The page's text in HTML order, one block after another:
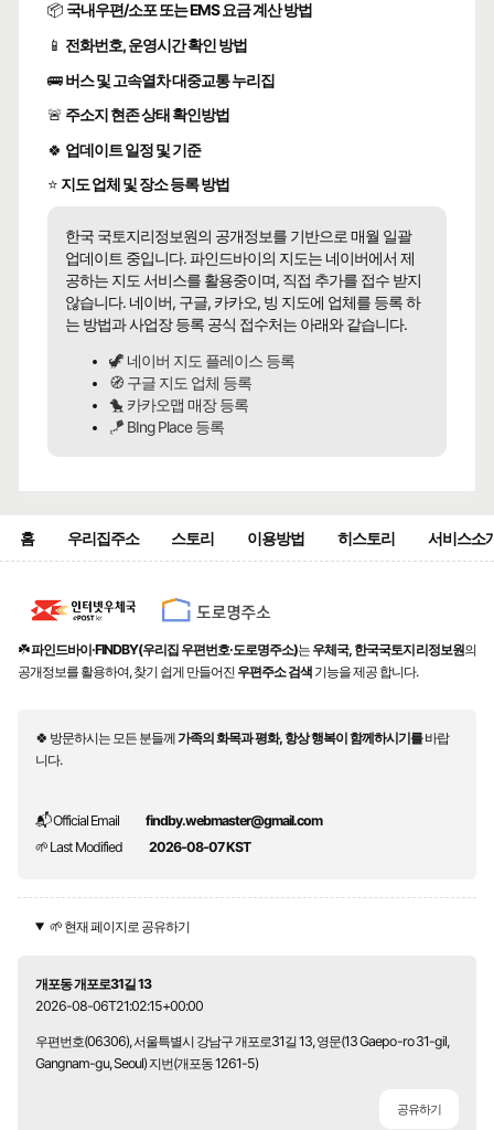
📦 국내우편/소포 또는 EMS 요금 계산 방법
📱 전화번호, 운영시간 확인 방법
🚌버스 및 고속열차 대중교통 누리집
🚨 주소지 현존 상태 확인방법
🍀 업데이트 일정 및 기준
⭐ 지도 업체 및 장소 등록 방법
한국 국토지리정보원의 공개정보를 기반으로 매월 일괄
업데이트 중입니다. 파인드바이의 지도는 네이버에서 제
공하는 지도 서비스를 활용중이며, 직접 추가를 접수 받지
않습니다. 네이버, 구글, 카카오, 빙 지도에 업체를 등록 하
는 방법과 사업장 등록 공식 접수처는 아래와 같습니다.
🦖 네이버 지도 플레이스 등록
🧭 구글 지도 업체 등록
🐤 카카오맵 매장 등록
🪁 BIng Place 등록
홈 우리집주소 스토리 이용방법 히스토리 서비스소
☘️파인드바이·FINDBY(우리집 우편번호·도로명주소)는 우체국, 한국국토지리정보원의
공개정보를 활용하여, 찾기 쉽게 만들어진 우편주소 검색 기능을 제공 합니다.
🍀 방문하시는 모든 분들께가족의 화목과 평화, 항상 행복이 함께하시기를바랍
니다.
📬 Official Email
findby.webmaster@gmail.com
🌱 Last Modified
2026-08-07 KST
🌱 현재 페이지로 공유하기
개포동 개포로31길 13
2026-08-06T21:02:15+00:00
우편번호(06306), 서울특별시 강남구 개포로31길 13, 영문(13 Gaepo-ro 31-gil,
Gangnam-gu, Seoul) 지번(개포동 1261-5)
공유하기